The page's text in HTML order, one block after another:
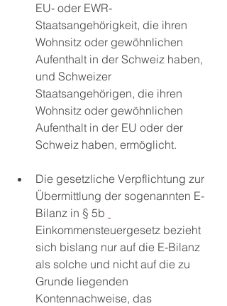
EU- oder EWR-
Staatsangehörigkeit, die ihren
Wohnsitz oder gewöhnlichen
Aufenthalt in der Schweiz haben,
und Schweizer
Staatsangehörigen, die ihren
Wohnsitz oder gewöhnlichen
Aufenthalt in der EU oder der
Schweiz haben, ermöglicht.
Die gesetzliche Verpflichtung zur
Übermittlung der sogenannten E-
Bilanz in § 5b
Einkommensteuergesetz bezieht
sich bislang nur auf die E-Bilanz
als solche und nicht auf die zu
Grunde liegenden
Kontennachweise, das